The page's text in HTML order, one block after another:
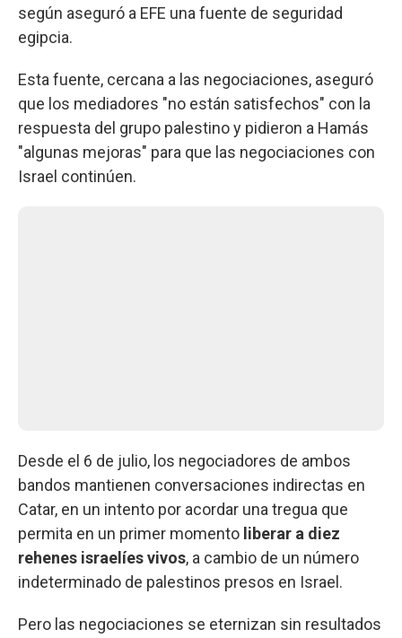
según aseguró a EFE una fuente de seguridad
egipcia.
Esta fuente, cercana a las negociaciones, aseguró
que los mediadores "no están satisfechos" con la
respuesta del grupo palestino y pidieron a Hamás
"algunas mejoras" para que las negociaciones con
Israel continúen.
Desde el 6 de julio, los negociadores de ambos
bandos mantienen conversaciones indirectas en
Catar, en un intento por acordar una tregua que
permita en un primer momento liberar a diez
rehenes israelíes vivos, a cambio de un número
indeterminado de palestinos presos en Israel.
Pero las negociaciones se eternizan sin resultados